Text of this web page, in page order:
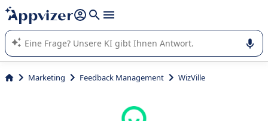
beantworten (mehrere Zeilen mit
Die KI von Appvizer führt Sie bei der Nutzung oder Auswahl
von SaaS-Software in Unternehmen.
Marketing Feedback Management WizVille